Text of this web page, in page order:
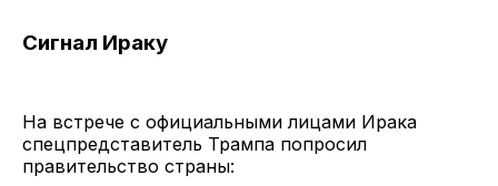
Сигнал Ираку
На встрече с официальными лицами Ирака
спецпредставитель Трампа попросил
правительство страны: